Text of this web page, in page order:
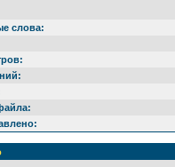
слова: